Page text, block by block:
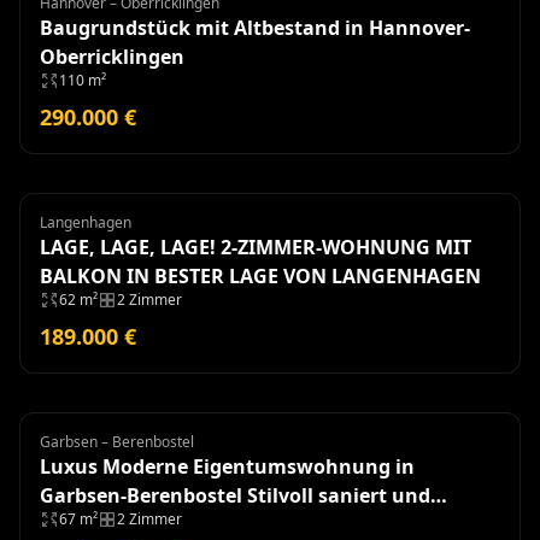
Baugrundstück mit Altbestand in Hannover-
Oberricklingen
110 m²
290.000 €
Wohnung
Langenhagen
LAGE, LAGE, LAGE! 2-ZIMMER-WOHNUNG MIT
BALKON IN BESTER LAGE VON LANGENHAGEN
62 m² 2 Zimmer
189.000 €
Eigentumswohnung
Garbsen – Berenbostel
Luxus Moderne Eigentumswohnung in
Garbsen-Berenbostel Stilvoll saniert und
einzugsbereit!
67 m² 2 Zimmer